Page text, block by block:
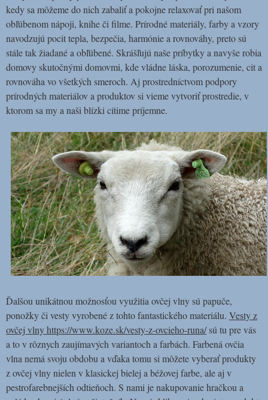
kedy sa môžeme do nich zabaliť a pokojne relaxovať pri našom
obľúbenom nápoji, knihe či filme. Prírodné materiály, farby a vzory
navodzujú pocit tepla, bezpečia, harmónie a rovnováhy, preto sú
stále tak žiadané a obľúbené. Skrášľujú naše príbytky a navyše robia
domovy skutočnými domovmi, kde vládne láska, porozumenie, cit a
rovnováha vo všetkých smeroch. Aj prostredníctvom podpory
prírodných materiálov a produktov si vieme vytvoriť prostredie, v
ktorom sa my a naši blízki cítime príjemne.
Ďalšou unikátnou možnosťou využitia ovčej vlny sú papuče,
ponožky či vesty vyrobené z tohto fantastického materiálu. Vesty z
ovčej vlny https://www.koze.sk/vesty-z-ovcieho-runa/sú tu pre vás
a to v rôznych zaujímavých variantoch a farbách. Farbená ovčia
vlna nemá svoju obdobu a vďaka tomu si môžete vyberať produkty
z ovčej vlny nielen v klasickej bielej a béžovej farbe, ale aj v
pestrofarebnejších odtieňoch. S nami je nakupovanie hračkou a